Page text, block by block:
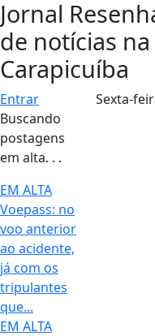
Jornal
de notícias
Carapicuíba
Entrar
Buscando
postagens
em alta. . .
EM ALTA
Voepass: no
voo anterior
ao acidente,
já com os
tripulantes
que...
EM ALTA
Sexta-